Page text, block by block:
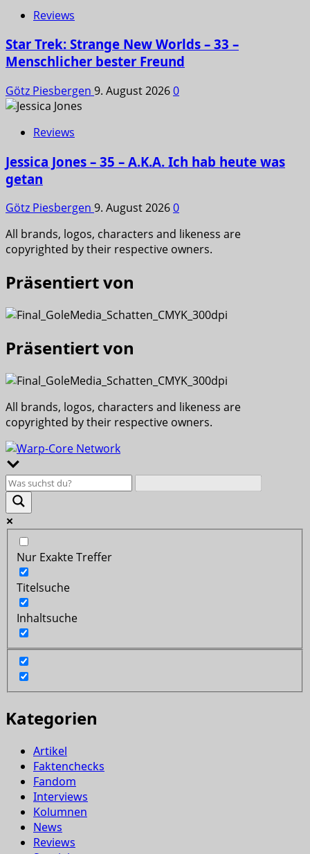
Reviews
Star Trek: Strange New Worlds – 33 –
Menschlicher bester Freund
Götz Piesbergen 9. August 20260
Reviews
Jessica Jones – 35 – A.K.A. Ich hab heute was
getan
Götz Piesbergen 9. August 20260
All brands, logos, characters and likeness are
copyrighted by their respective owners.
Präsentiert von
Präsentiert von
All brands, logos, characters and likeness are
copyrighted by their respective owners.
Nur Exakte Treffer
Titelsuche
Inhaltsuche
Kategorien
Artikel
Faktenchecks
Fandom
Interviews
Kolumnen
News
Reviews